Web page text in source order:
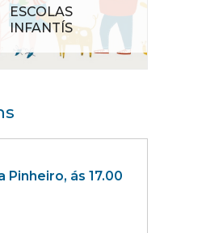
ESCOLAS
INFANTÍS
Pinheiro, ás 17.00